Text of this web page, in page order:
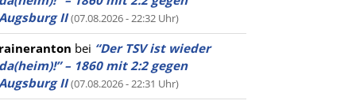
II (07.08.2026 - 22:32 Uhr)
bei “Der TSV ist wieder
– 1860 mit 2:2 gegen
II (07.08.2026 - 22:31 Uhr)